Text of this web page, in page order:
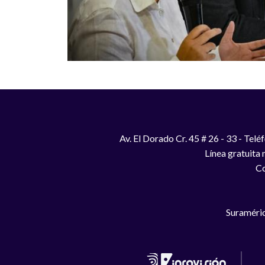
Av. El Dorado Cr. 45 # 26 - 33 -
Línea gratuita